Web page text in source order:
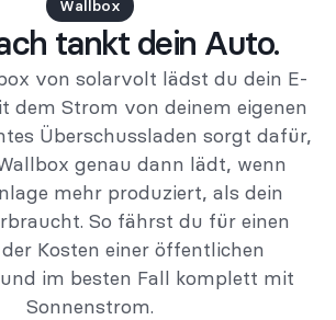
Wallbox
tankt dein Auto.
von solarvolt lädst du dein E-
dem Strom von deinem eigenen
Überschussladen sorgt dafür,
genau dann lädt, wenn
mehr produziert, als dein
So fährst du für einen
Kosten einer öffentlichen
im besten Fall komplett mit
Sonnenstrom.